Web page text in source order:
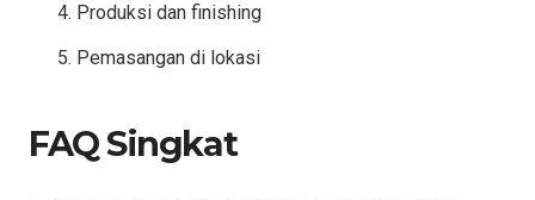
Produksi dan finishing
Pemasangan di lokasi
FAQ Singkat